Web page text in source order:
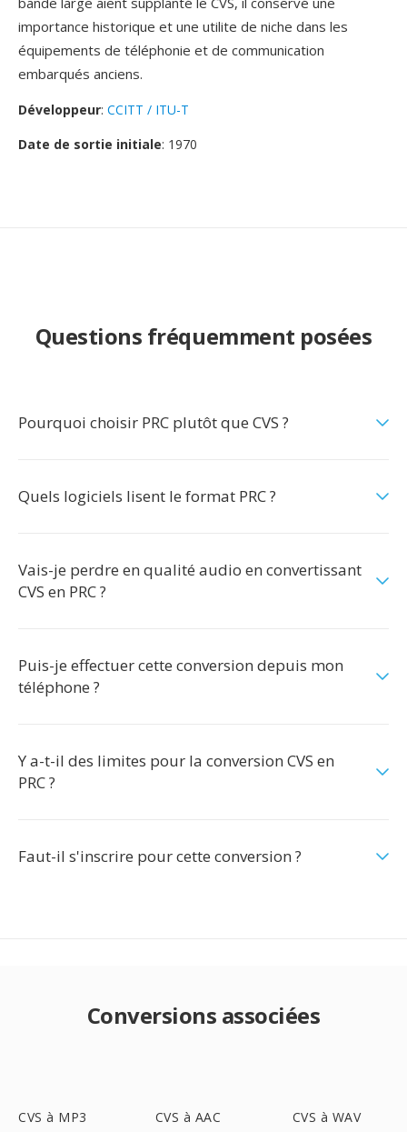
importance historique et une utilite de niche dans les
équipements de téléphonie et de communication
embarqués anciens.
Développeur: CCITT / ITU-T
Date de sortie initiale: 1970
Questions fréquemment posées
Pourquoi choisir PRC plutôt que CVS ?
Quels logiciels lisent le format PRC ?
Vais-je perdre en qualité audio en convertissant
CVS en PRC ?
Puis-je effectuer cette conversion depuis mon
téléphone ?
Y a-t-il des limites pour la conversion CVS en
PRC ?
Faut-il s'inscrire pour cette conversion ?
Conversions associées
CVS à MP3 CVS à AAC CVS à WAV